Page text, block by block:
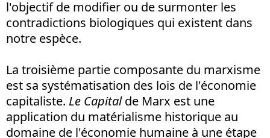
l'objectif de modifier ou de surmonter les
contradictions biologiques qui existent dans
notre espèce.
La troisième partie composante du marxisme
est sa systématisation des lois de l'économie
capitaliste. Le Capitalde Marx est une
application du matérialisme historique au
domaine de l'économie humaine à une étape